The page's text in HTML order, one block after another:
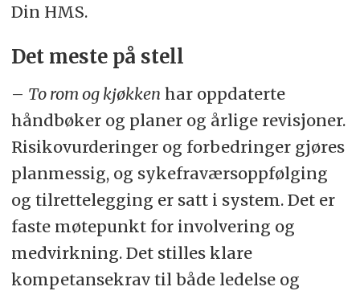
Din HMS.
Det meste på stell
– To rom og kjøkken har oppdaterte
håndbøker og planer og årlige revisjoner.
Risikovurderinger og forbedringer gjøres
planmessig, og sykefraværsoppfølging
og tilrettelegging er satt i system. Det er
faste møtepunkt for involvering og
medvirkning. Det stilles klare
kompetansekrav til både ledelse og